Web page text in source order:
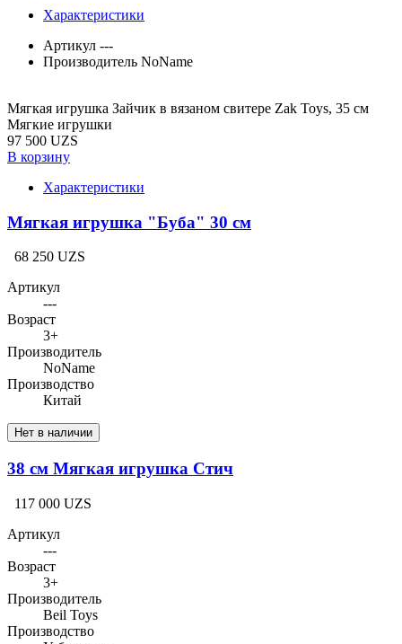
Характеристики
Артикул ---
Производитель NoName
Мягкая игрушка Зайчик в вязаном свитере Zak Toys, 35 см
Мягкие игрушки
97 500 UZS
В корзину
Характеристики
Мягкая игрушка "Буба" 30 см
68 250 UZS
Артикул
---
Возраст
3+
Производитель
NoName
Производство
Китай
Нет в наличии
38 см Мягкая игрушка Стич
117 000 UZS
Артикул
---
Возраст
3+
Производитель
Beil Toys
Производство